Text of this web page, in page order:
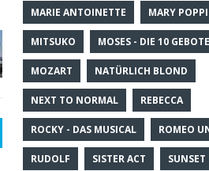
MARIE ANTOINETTE MARY
MITSUKO MOSES - DIE 10 GEBOTE
MOZART NATÜRLICH BLOND
NEXT TO NORMAL REBECCA
ROCKY - DAS MUSICAL ROMEO
RUDOLF SISTER ACT